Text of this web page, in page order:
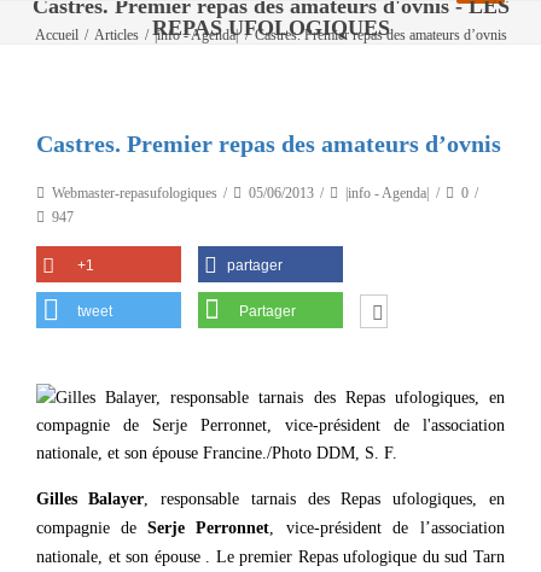
Castres. Premier repas des amateurs d'ovnis - LES
REPAS UFOLOGIQUES
Accueil / Articles / |info - Agenda| / Castres. Premier repas des amateurs d’ovnis
Castres. Premier repas des amateurs d’ovnis
Webmaster-repasufologiques 05/06/2013 |info - Agenda|
0
947
+1 partager
tweet Partager
Gilles Balayer, responsable tarnais des Repas ufologiques, en
compagnie de Serje Perronnet, vice-président de l’association
nationale, et son épouse . Le premier Repas ufologique du sud Tarn